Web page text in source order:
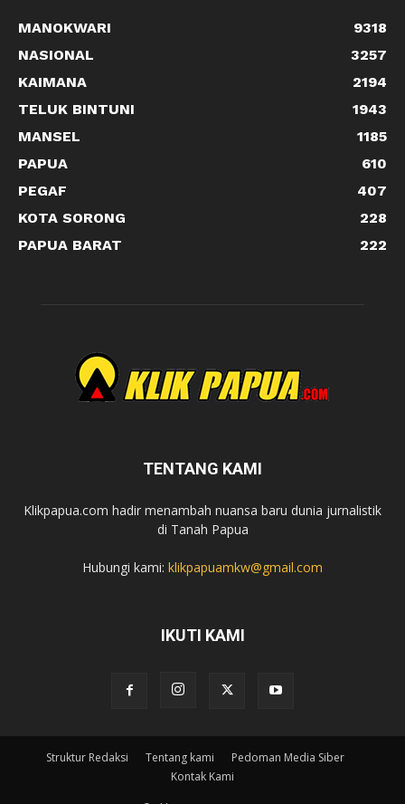
MANOKWARI
9318
NASIONAL
3257
KAIMANA
2194
TELUK BINTUNI
1943
MANSEL
1185
PAPUA
610
PEGAF
407
KOTA SORONG
228
PAPUA BARAT
222
TENTANG KAMI
Klikpapua.com hadir menambah nuansa baru dunia jurnalistik
di Tanah Papua
Hubungi kami: klikpapuamkw@gmail.com
IKUTI KAMI
Struktur Redaksi Tentang kami
Pedoman Media Siber
Kontak Kami